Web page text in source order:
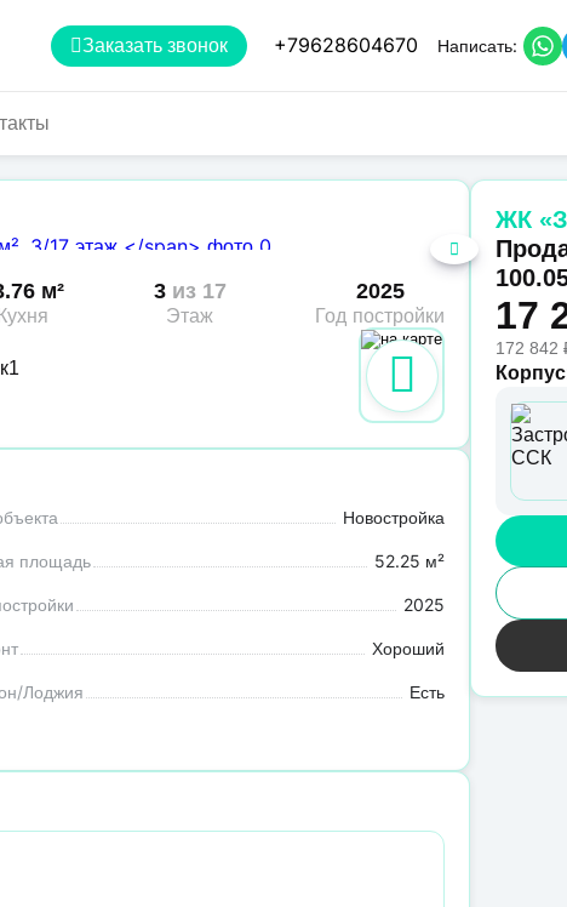
Заказать звонок +79628604670 Написать:
м²
3 из 17
Этаж
2025
Год постройки
Новостройка
площадь 52.25 м²
2025
Хороший
Лоджия Есть
17
172 842
ЖК